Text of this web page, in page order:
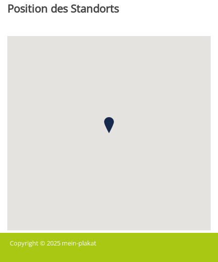
Position des Standorts
Copyright © 2025 mein-plakat